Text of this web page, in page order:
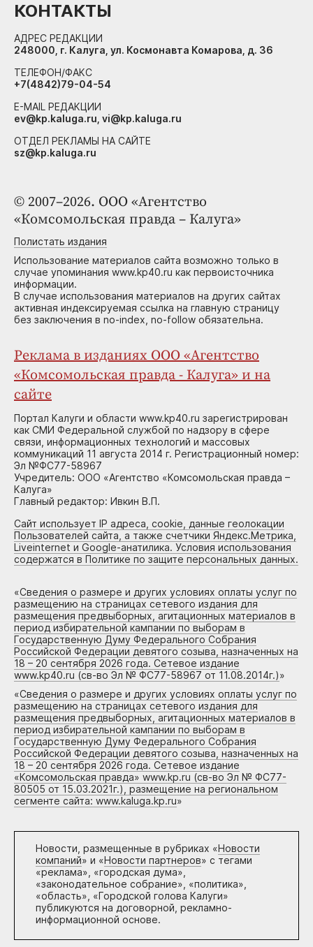
© 2007–2026. ООО «Агентство
«Комсомольская правда – Калуга»
Полистать издания
Использование материалов сайта возможно только в
случае упоминания www.kp40.ru как первоисточника
информации.
В случае использования материалов на других сайтах
активная индексируемая ссылка на главную страницу
без заключения в no-index, no-follow обязательна.
Реклама в изданиях ООО «Агентство
«Комсомольская правда - Калуга» и на
сайте
Портал Калуги и области www.kp40.ru зарегистрирован
как СМИ Федеральной службой по надзору в сфере
связи, информационных технологий и массовых
коммуникаций 11 августа 2014 г. Регистрационный номер:
Эл №ФС77-58967
Учредитель: ООО «Агентство «Комсомольская правда –
Калуга»
Главный редактор: Ивкин В.П.
Сайт использует IP адреса, cookie, данные геолокации
Пользователей сайта, а также счетчики Яндекс.Метрика,
Liveinternet и Google-анатилика. Условия использования
содержатся в Политике по защите персональных данных.
«Сведения о размере и других условиях оплаты услуг по
размещению на страницах сетевого издания для
размещения предвыборных, агитационных материалов в
период избирательной кампании по выборам в
Государственную Думу Федерального Собрания
Российской Федерации девятого созыва, назначенных на
18 – 20 сентября 2026 года. Сетевое издание
www.kp40.ru (св-во Эл № ФС77-58967 от 11.08.2014г.)»
«Сведения о размере и других условиях оплаты услуг по
размещению на страницах сетевого издания для
размещения предвыборных, агитационных материалов в
период избирательной кампании по выборам в
Государственную Думу Федерального Собрания
Российской Федерации девятого созыва, назначенных на
18 – 20 сентября 2026 года. Сетевое издание
«Комсомольская правда» www.kp.ru (св-во Эл № ФС77-
80505 от 15.03.2021г.), размещение на региональном
сегменте сайта: www.kaluga.kp.ru»
Новости, размещенные в рубриках «Новости
компаний» и «Новости партнеров» с тегами
«реклама», «городская дума»,
«законодательное собрание», «политика»,
«область», «Городской голова Калуги»
публикуются на договорной, рекламно-
информационной основе.
КОНТАКТЫ
АДРЕС РЕДАКЦИИ
248000, г. Калуга, ул. Космонавта Комарова, д. 36
ТЕЛЕФОН/ФАКС
+7(4842)79-04-54
E-MAIL РЕДАКЦИИ
ev@kp.kaluga.ru, vi@kp.kaluga.ru
ОТДЕЛ РЕКЛАМЫ НА САЙТЕ
sz@kp.kaluga.ru